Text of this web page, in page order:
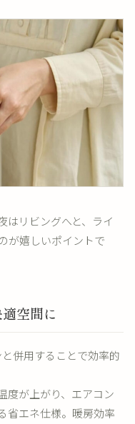
はリビングへと、ライ
が嬉しいポイントで
空間に
と併用することで効率的
度が上がり、エアコン
省エネ仕様。暖房効率